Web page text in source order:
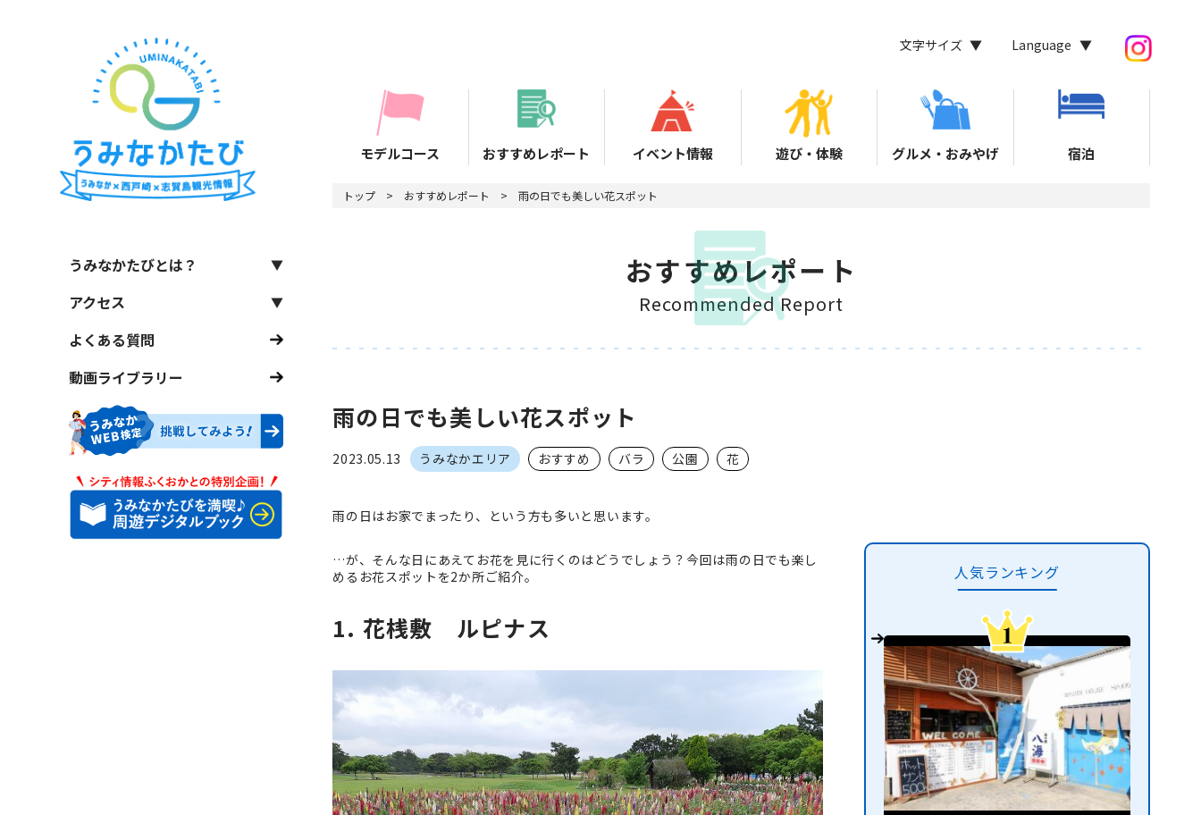
うみなかたびとは？
アクセス
よくある質問
動画ライブラリー
モデルコース おすすめレポート イベント情報 遊び・体験 グルメ・おみやげ 宿泊
文字サイズ Language
トップ おすすめレポート 雨の日でも美しい花スポット
おすすめレポート
Recommended Report
雨の日でも美しい花スポット
2023.05.13 うみなかエリア おすすめ バラ 公園 花
雨の日はお家でまったり、という方も多いと思います。
…が、そんな日にあえてお花を見に行くのはどうでしょう？今回は雨の日でも楽し
めるお花スポットを2か所ご紹介。
1. 花桟敷 ルピナス
人気ランキング